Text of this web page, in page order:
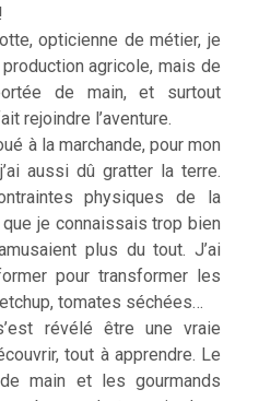
opticienne de métier, je
agricole, mais de
de main, et surtout
rejoindre l’aventure.
à la marchande, pour mon
aussi dû gratter la terre.
physiques de la
je connaissais trop bien
plus du tout. J’ai
pour transformer les
tomates séchées…
révélé être une vraie
tout à apprendre. Le
main et les gourmands